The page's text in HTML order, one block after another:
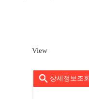
View
상세정보조회